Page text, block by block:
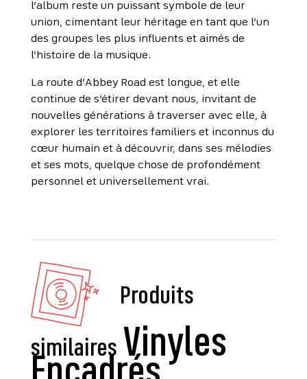
l’album reste un puissant symbole de leur
union, cimentant leur héritage en tant que l’un
des groupes les plus influents et aimés de
l’histoire de la musique.
La route d’Abbey Road est longue, et elle
continue de s’étirer devant nous, invitant de
nouvelles générations à traverser avec elle, à
explorer les territoires familiers et inconnus du
cœur humain et à découvrir, dans ses mélodies
et ses mots, quelque chose de profondément
personnel et universellement vrai.
Produits
similaires